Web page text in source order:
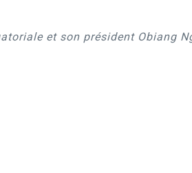
et son président Obiang